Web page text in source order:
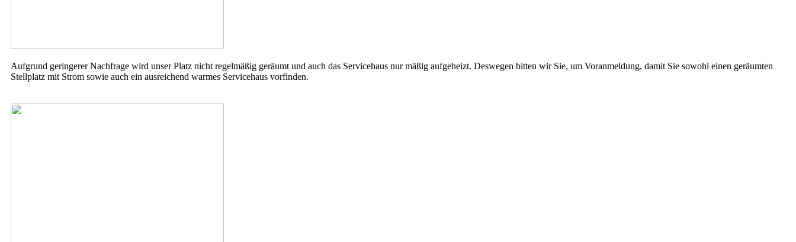
Aufgrund geringerer Nachfrage wird unser Platz nicht regelmäßig geräumt und auch das Servicehaus nur mäßig aufgeheizt. Deswegen bitten wir Sie, um Voranmeldung, damit Sie sowohl einen geräumten
Stellplatz mit Strom sowie auch ein ausreichend warmes Servicehaus vorfinden.